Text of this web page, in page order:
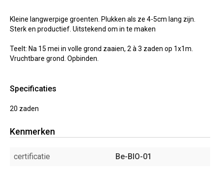
Kleine langwerpige groenten. Plukken als ze 4-5cm lang zijn.
Sterk en productief. Uitstekend om in te maken
Teelt: Na 15 mei in volle grond zaaien, 2 à 3 zaden op 1x1m.
Vruchtbare grond. Opbinden.
Specificaties
20 zaden
Kenmerken
certificatie
Be-BIO-01